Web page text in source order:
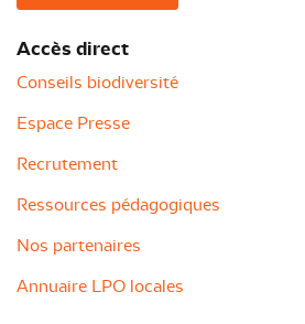
Accès direct
Conseils biodiversité
Espace Presse
Recrutement
Ressources pédagogiques
Nos partenaires
Annuaire LPO locales